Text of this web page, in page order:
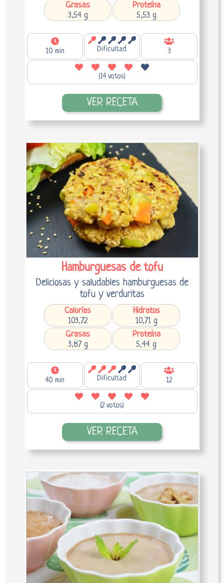
Grasas
3,54 g
Proteína
5,53 g
10 min Dificultad 3
(14 votos)
VER RECETA
Hamburguesas de tofu
Deliciosas y saludables hamburguesas de
tofu y verduritas
Calorías
103,72
Hidratos
10,71 g
Grasas
3,87 g
Proteína
5,44 g
40 min Dificultad 12
(2 votos)
VER RECETA